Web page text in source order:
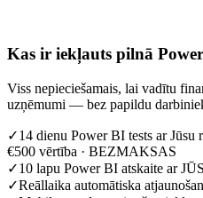
Kas ir iekļauts pilnā
Viss nepieciešamais, lai vadītu
uzņēmumi — bez papildu
✓14 dienu Power BI tests ar Jūsu
€500 vērtība · BEZMAKSAS
✓10 lapu Power BI atskaite ar
✓Reāllaika automātiska